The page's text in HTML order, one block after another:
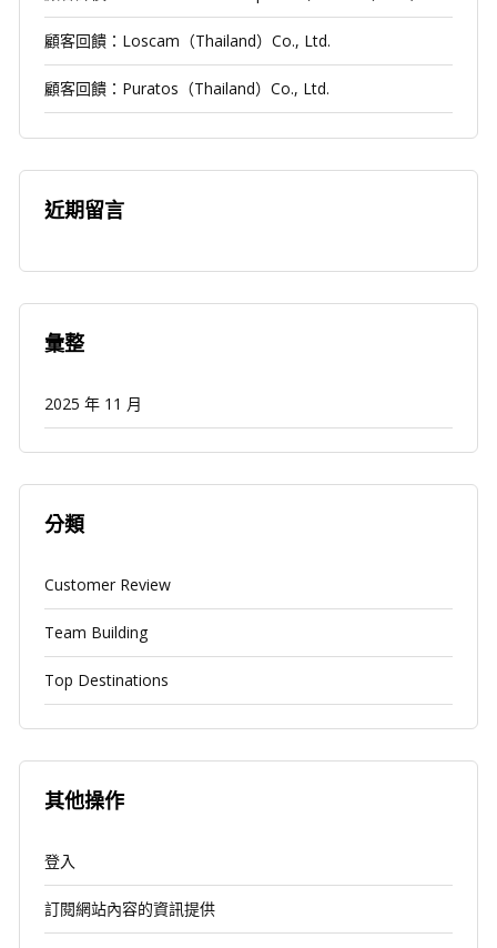
顧客回饋：Loscam（Thailand）Co., Ltd.
顧客回饋：Puratos（Thailand）Co., Ltd.
近期留言
彙整
2025 年 11 月
分類
Customer Review
Team Building
Top Destinations
其他操作
登入
訂閱網站內容的資訊提供